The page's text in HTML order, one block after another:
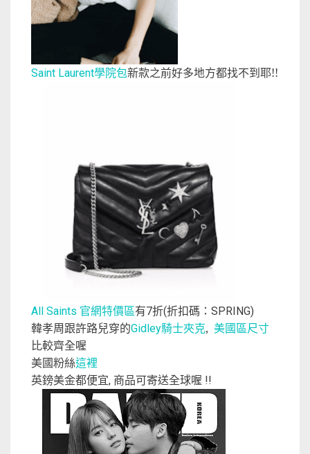
Saint Laurent學院包新款之前好多地方都找不到耶!!
All Saints 官網特價區有7折(折扣碼： SPRING)
韓孝周跟許路兒穿的Gidley騎士夾克, 美國區尺寸
比較齊全喔
美國粉絲這裡
英鎊美金都便宜, 商品可寄送全球喔 !!